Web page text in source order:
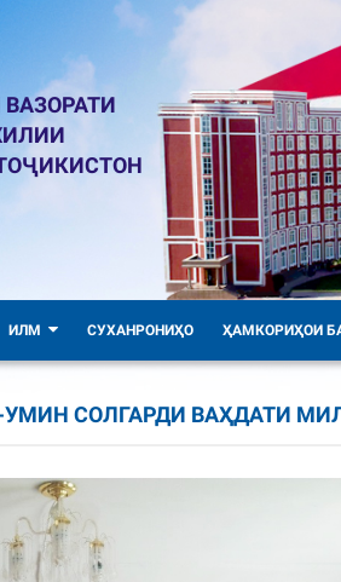
ИЛМ СУХАНРОНИҲО ҲАМКОРИҲОИ
СОЛГАРДИ ВАҲДАТИ